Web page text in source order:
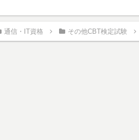
通信・IT資格 その他CBT検定試験